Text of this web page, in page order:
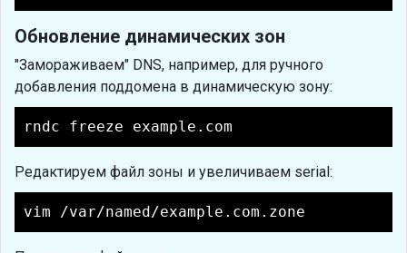
Обновление динамических зон
"Замораживаем" DNS, например, для ручного
добавления поддомена в динамическую зону:
rndc freeze example.com
Редактируем файл зоны и увеличиваем serial:
vim /var/named/example.com.zone